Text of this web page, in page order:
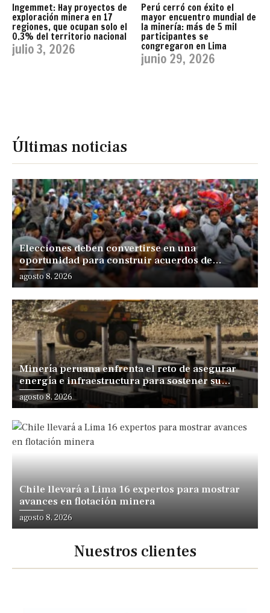
Ingemmet: Hay proyectos de
exploración minera en 17
regiones, que ocupan solo el
0.3% del territorio nacional
julio 3, 2026
Perú cerró con éxito el
mayor encuentro mundial de
la minería: más de 5 mil
participantes se
congregaron en Lima
junio 29, 2026
Últimas noticias
Elecciones deben convertirse en una
oportunidad para construir acuerdos de
desarrollo, sostiene especialista
agosto 8, 2026
Minería peruana enfrenta el reto de asegurar
energía e infraestructura para sostener su
expansión
agosto 8, 2026
Chile llevará a Lima 16 expertos para mostrar
avances en flotación minera
agosto 8, 2026
Nuestros clientes